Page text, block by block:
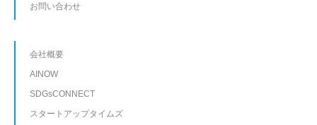
お問い合わせ
会社概要
AINOW
SDGsCONNECT
スタートアップタイムズ